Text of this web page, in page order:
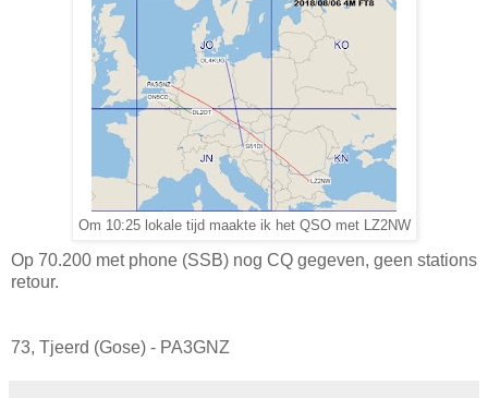
Om 10:25 lokale tijd maakte ik het QSO met LZ2NW
Op 70.200 met phone (SSB) nog CQ gegeven, geen stations
retour.
73, Tjeerd (Gose) - PA3GNZ